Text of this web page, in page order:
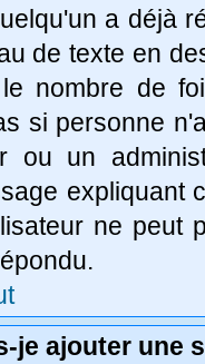
a déjà
de texte en
le nombre de
si personne
ou un
expliquant
ne peut
je ajouter une